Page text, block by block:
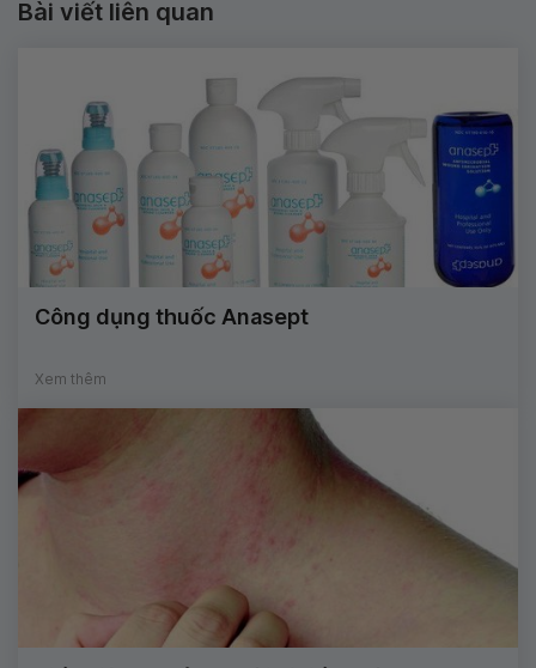
Bài viết liên quan
Công dụng thuốc Anasept
Xem thêm